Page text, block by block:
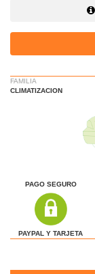
FAMILIA
CLIMATIZACION
PAGO SEGURO
PAYPAL Y TARJETA